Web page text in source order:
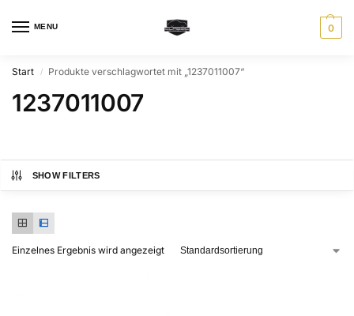
MENU 0
Start / Produkte verschlagwortet mit „1237011007“
1237011007
SHOW FILTERS
Einzelnes Ergebnis wird angezeigt